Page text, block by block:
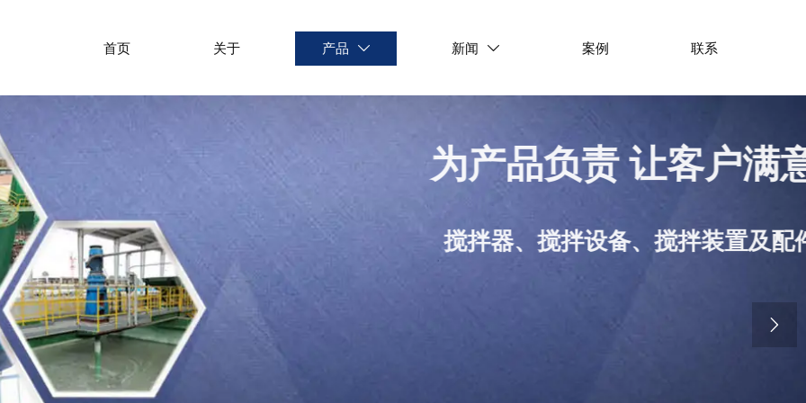
首页 关于 产品  新闻  案例 联系
为产品负责 让客户满意
搅拌器、搅拌设备、搅拌装置及配件
